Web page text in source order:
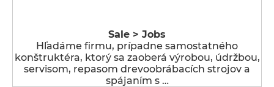
Sale > Jobs
Hľadáme firmu, prípadne samostatného
konštruktéra, ktorý sa zaoberá výrobou, údržbou,
servisom, repasom drevoobrábacích strojov a
spájaním s …